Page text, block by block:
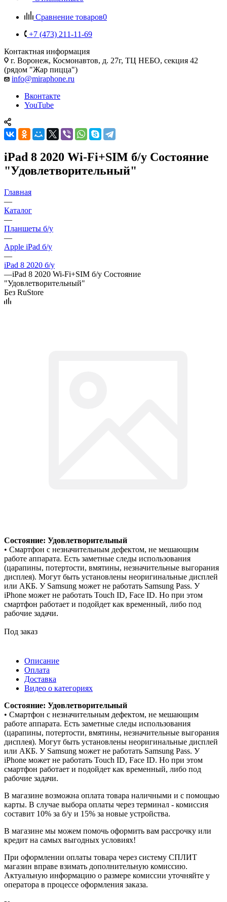
Сравнение товаров0
+7 (473) 211-11-69
Контактная информация
г. Воронеж, Космонавтов, д. 27г, ТЦ НЕБО, секция 42
(рядом "Жар пицца")
info@miraphone.ru
Вконтакте
YouTube
iPad 8 2020 Wi-Fi+SIM б/у Состояние
"Удовлетворительный"
Главная
—
Каталог
—
Планшеты б/у
—
Apple iPad б/у
—
iPad 8 2020 б/у
—iPad 8 2020 Wi-Fi+SIM б/у Состояние
"Удовлетворительный"
Без RuStore
Состояние: Удовлетворительный
• Смартфон с незначительным дефектом, не мешающим
работе аппарата. Есть заметные следы использования
(царапины, потертости, вмятины, незначительные выгорания
дисплея). Могут быть установлены неоригинальные дисплей
или АКБ. У Samsung может не работать Samsung Pass. У
iPhone может не работать Touch ID, Face ID. Но при этом
смартфон работает и подойдет как временный, либо под
рабочие задачи.
Под заказ
Описание
Оплата
Доставка
Видео о категориях
Состояние: Удовлетворительный
• Смартфон с незначительным дефектом, не мешающим
работе аппарата. Есть заметные следы использования
(царапины, потертости, вмятины, незначительные выгорания
дисплея). Могут быть установлены неоригинальные дисплей
или АКБ. У Samsung может не работать Samsung Pass. У
iPhone может не работать Touch ID, Face ID. Но при этом
смартфон работает и подойдет как временный, либо под
рабочие задачи.
В магазине возможна оплата товара наличными и с помощью
карты. В случае выбора оплаты через терминал - комиссия
составит 10% за б/у и 15% за новые устройства.
В магазине мы можем помочь оформить вам рассрочку или
кредит на самых выгодных условиях!
При оформлении оплаты товара через систему СПЛИТ
магазин вправе взимать дополнительную комиссию.
Актуальную информацию о размере комиссии уточняйте у
оператора в процессе оформления заказа.